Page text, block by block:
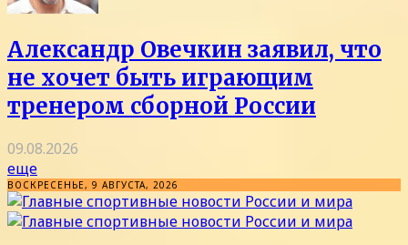
Александр Овечкин заявил, что
не хочет быть играющим
тренером сборной России
09.08.2026
еще
ВОСКРЕСЕНЬЕ, 9 АВГУСТА, 2026